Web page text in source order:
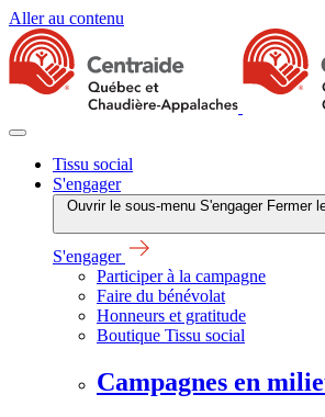
Aller au contenu
Tissu social
S'engager
Ouvrir le sous-menu S'engager Fermer
S'engager
Participer à la campagne
Faire du bénévolat
Honneurs et gratitude
Boutique Tissu social
Campagnes en